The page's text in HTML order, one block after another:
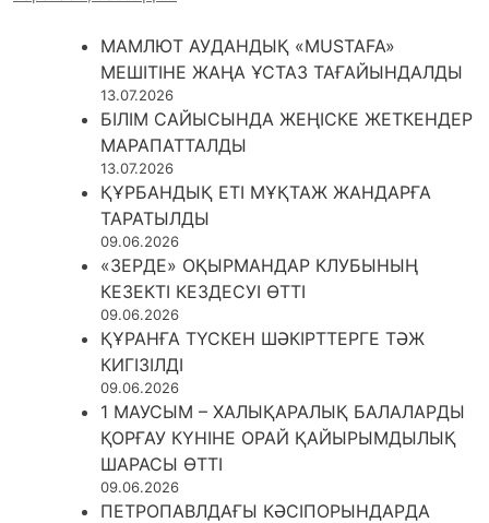
МАМЛЮТ АУДАНДЫҚ «MUSTAFA»
МЕШІТІНЕ ЖАҢА ҰСТАЗ ТАҒАЙЫНДАЛДЫ
13.07.2026
БІЛІМ САЙЫСЫНДА ЖЕҢІСКЕ ЖЕТКЕНДЕР
МАРАПАТТАЛДЫ
13.07.2026
ҚҰРБАНДЫҚ ЕТІ МҰҚТАЖ ЖАНДАРҒА
ТАРАТЫЛДЫ
09.06.2026
«ЗЕРДЕ» ОҚЫРМАНДАР КЛУБЫНЫҢ
КЕЗЕКТІ КЕЗДЕСУІ ӨТТІ
09.06.2026
ҚҰРАНҒА ТҮСКЕН ШӘКІРТТЕРГЕ ТӘЖ
КИГІЗІЛДІ
09.06.2026
1 МАУСЫМ – ХАЛЫҚАРАЛЫҚ БАЛАЛАРДЫ
ҚОРҒАУ КҮНІНЕ ОРАЙ ҚАЙЫРЫМДЫЛЫҚ
ШАРАСЫ ӨТТІ
09.06.2026
ПЕТРОПАВЛДАҒЫ КӘСІПОРЫНДАРДА